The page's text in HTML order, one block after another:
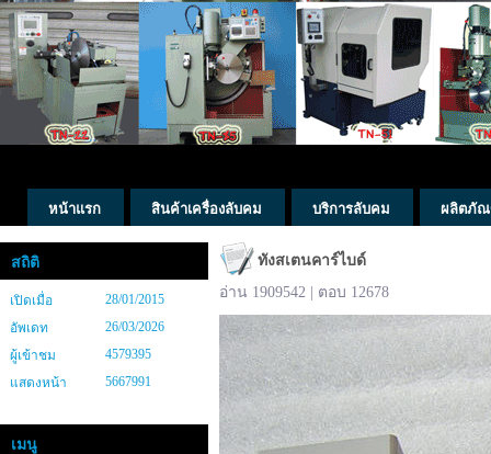
หน้าแรก สินค้าเครื่องลับคม บริการลับคม ผลิตภัณ
สถิติ
เปิดเมื่อ
28/01/2015
อัพเดท
26/03/2026
ผู้เข้าชม
4579395
แสดงหน้า
5667991
เมนู
ทังสเตนคาร์ไบด์
อ่าน 1909542 | ตอบ 12678